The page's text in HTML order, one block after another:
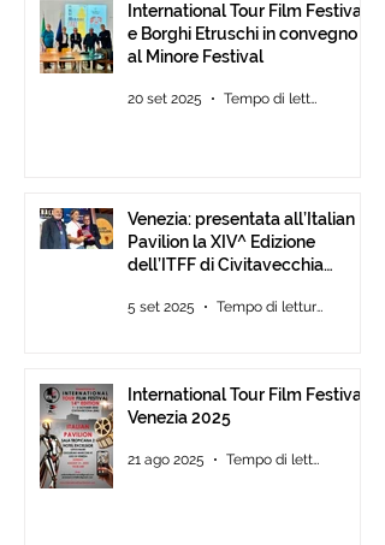
International Tour Film Festival
e Borghi Etruschi in convegno
al Minore Festival
20 set 2025 Tempo di lettura: 1 min
Venezia: presentata all’Italian
Pavilion la XIV^ Edizione
dell’ITFF di Civitavecchia
Award 2025
5 set 2025 Tempo di lettura: 3 min
International Tour Film Festival
Venezia 2025
21 ago 2025 Tempo di lettura: 3 min